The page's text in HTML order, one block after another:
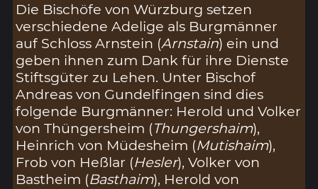
Die Bischöfe von Würzburg setzen
verschiedene Adelige als Burgmänner
auf Schloss Arnstein (Arnstain) ein und
geben ihnen zum Dank für ihre Dienste
Stiftsgüter zu Lehen. Unter Bischof
Andreas von Gundelfingen sind dies
folgende Burgmänner: Herold und Volker
von Thüngersheim (Thungershaim),
Heinrich von Müdesheim (Mutishaim),
Frob von Heßlar (Hesler), Volker von
Bastheim (Basthaim), Herold von